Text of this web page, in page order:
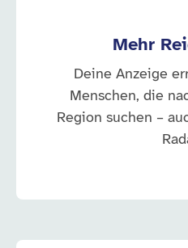
Mehr
Deine Anzeige
Menschen, die
Region suchen –